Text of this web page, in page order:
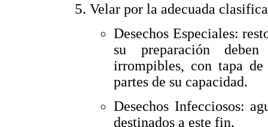
Velar por la adecuada
Desechos Especiales:
su preparación
irrompibles, con tapa
partes de su capacidad.
Desechos Infecciosos:
destinados a este fin.